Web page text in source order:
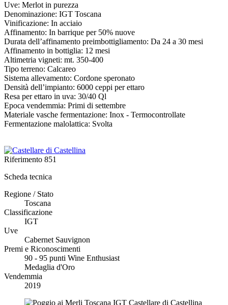
Uve: Merlot in purezza
Denominazione: IGT Toscana
Vinificazione: In acciaio
Affinamento: In barrique per 50% nuove
Durata dell’affinamento preimbottigliamento: Da 24 a 30 mesi
Affinamento in bottiglia: 12 mesi
Altimetria vigneti: mt. 350-400
Tipo terreno: Calcareo
Sistema allevamento: Cordone speronato
Densità dell’impianto: 6000 ceppi per ettaro
Resa per ettaro in uva: 30/40 Ql
Epoca vendemmia: Primi di settembre
Materiale vasche fermentazione: Inox - Termocontrollate
Fermentazione malolattica: Svolta
Riferimento 851
Scheda tecnica
Regione / Stato
Toscana
Classificazione
IGT
Uve
Cabernet Sauvignon
Premi e Riconoscimenti
90 - 95 punti Wine Enthusiast
Medaglia d'Oro
Vendemmia
2019